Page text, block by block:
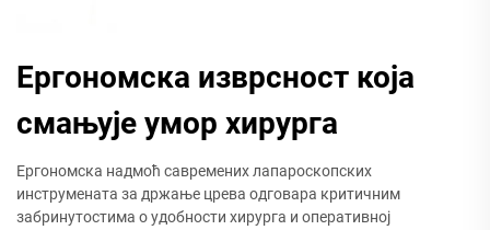
Ергономска изврсност која
смањује умор хирурга
Ергономска надмоћ савремених лапароскопских
инструмената за држање црева одговара критичним
забринутостима о удобности хирурга и оперативној